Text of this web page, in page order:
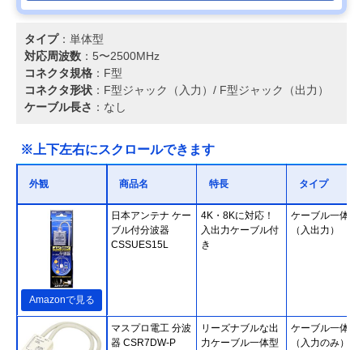
タイプ：単体型
対応周波数 ：5〜2500MHz
コネクタ規格 ：F型
コネクタ形状 ：F型ジャック（入力）/ F型ジャック（出力）
ケーブル長さ ：なし
※上下左右にスクロールできます
外観 商品名 特長 タイプ
Amazonで見る
日本アンテナ ケー
ブル付分波器
CSSUES15L
4K・8Kに対応！
入出力ケーブル付
き
ケーブル一体型
（入出力）
マスプロ電工 分波
器 CSR7DW-P
リーズナブルな出
力ケーブル一体型
ケーブル一体型
（入力のみ）